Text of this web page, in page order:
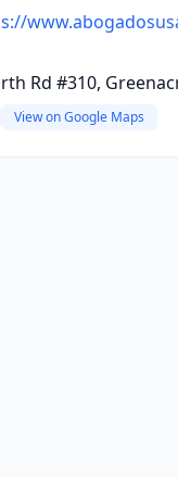
Rd #310,
View on Google Maps